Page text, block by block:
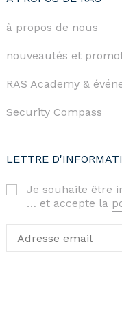
à propos de nous
nouveautés et
RAS Academy &
Security Compass
LETTRE
Je souhaite être
… et accepte la